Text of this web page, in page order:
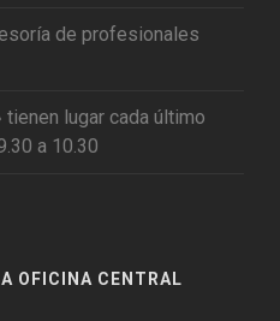
de profesionales
lugar cada último
a 10.30
OFICINA CENTRAL